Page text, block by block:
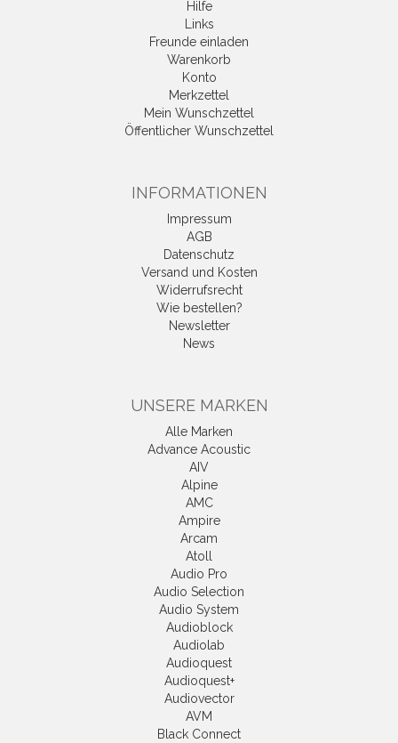
Hilfe
Links
Freunde einladen
Warenkorb
Konto
Merkzettel
Mein Wunschzettel
Öffentlicher Wunschzettel
INFORMATIONEN
Impressum
AGB
Datenschutz
Versand und Kosten
Widerrufsrecht
Wie bestellen?
Newsletter
News
UNSERE MARKEN
Alle Marken
Advance Acoustic
AIV
Alpine
AMC
Ampire
Arcam
Atoll
Audio Pro
Audio Selection
Audio System
Audioblock
Audiolab
Audioquest
Audioquest+
Audiovector
AVM
Black Connect